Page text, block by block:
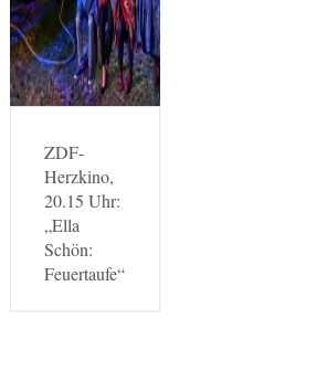
ZDF-
Herzkino,
20.15 Uhr:
„Ella
Schön:
Feuertaufe“